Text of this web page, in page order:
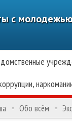
с
Обо всём